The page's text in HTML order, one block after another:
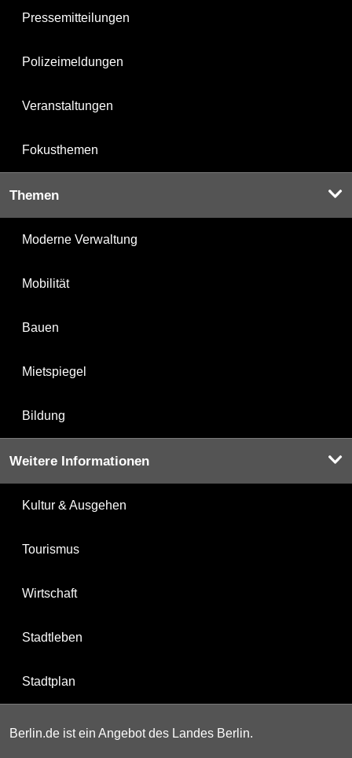
Pressemitteilungen
Polizeimeldungen
Veranstaltungen
Fokusthemen
Themen
Moderne Verwaltung
Mobilität
Bauen
Mietspiegel
Bildung
Weitere Informationen
Kultur & Ausgehen
Tourismus
Wirtschaft
Stadtleben
Stadtplan
Berlin.de ist ein Angebot des Landes Berlin.